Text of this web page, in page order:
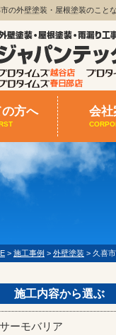
の外壁塗装・屋根塗装のこと
方へ 会社
> 施工事例 > 外壁塗装 > 久喜
施工内容から選ぶ
サーモバリア